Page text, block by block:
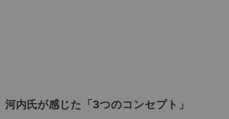
河内氏が感じた「3つのコンセプト」